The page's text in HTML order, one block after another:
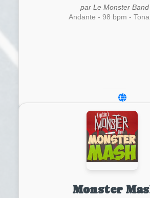
par Le Monster Band
Andante - 98 bpm -
Monster